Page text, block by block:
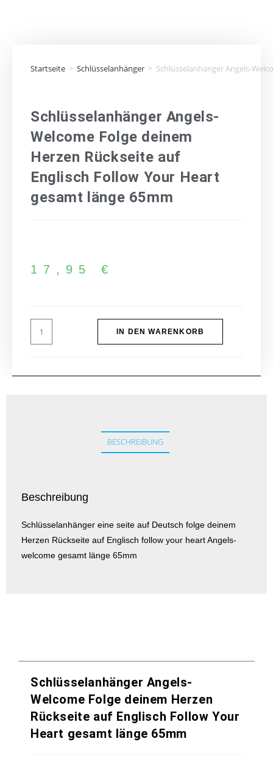
Startseite > Schlüsselanhänger > Schlüsselanhänger Angels-
Schlüsselanhänger Angels-
Welcome Folge deinem
Herzen Rückseite auf
Englisch Follow Your Heart
gesamt länge 65mm
17,95 €
IN DEN WARENKORB
BESCHREIBUNG
Beschreibung
Schlüsselanhänger eine seite auf Deutsch folge deinem
Herzen Rückseite auf Englisch follow your heart Angels-
welcome gesamt länge 65mm
Schlüsselanhänger Angels-
Welcome Folge deinem Herzen
Rückseite auf Englisch Follow Your
Heart gesamt länge 65mm